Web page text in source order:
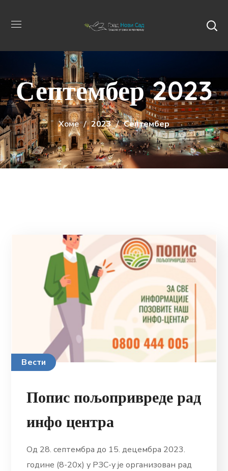
Септембер 2023
Хоме 2023 Септембер
Вести
Попис пољопривреде рад
инфо центра
Од 28. септембра до 15. децембра 2023.
године (8-20х) у РЗС-у је организован рад